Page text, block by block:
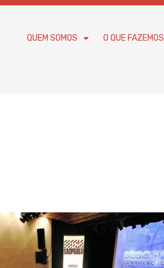
QUEM SOMOS O QUE FAZEMOS